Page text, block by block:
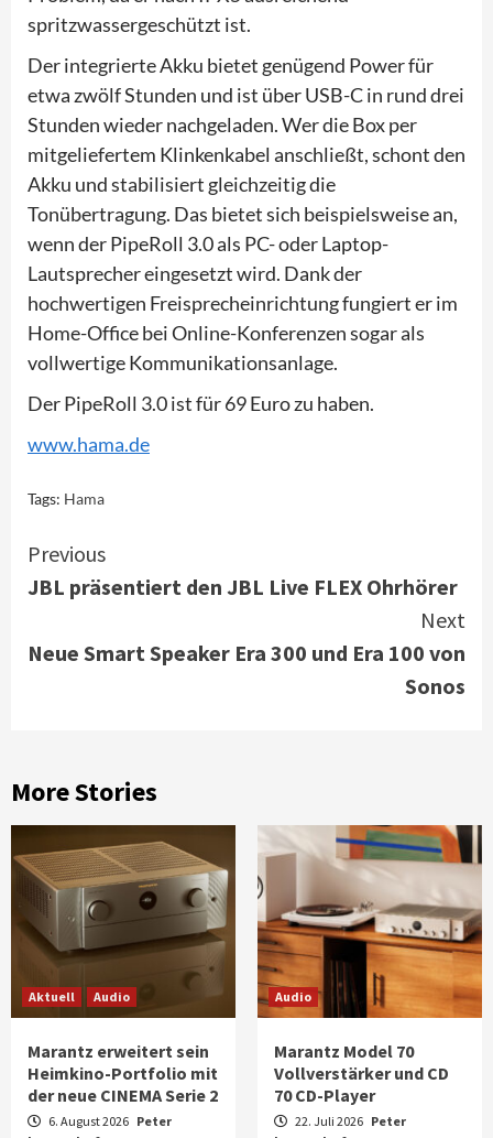
spritzwassergeschützt ist.
Der integrierte Akku bietet genügend Power für
etwa zwölf Stunden und ist über USB-C in rund drei
Stunden wieder nachgeladen. Wer die Box per
mitgeliefertem Klinkenkabel anschließt, schont den
Akku und stabilisiert gleichzeitig die
Tonübertragung. Das bietet sich beispielsweise an,
wenn der PipeRoll 3.0 als PC- oder Laptop-
Lautsprecher eingesetzt wird. Dank der
hochwertigen Freisprecheinrichtung fungiert er im
Home-Office bei Online-Konferenzen sogar als
vollwertige Kommunikationsanlage.
Der PipeRoll 3.0 ist für 69 Euro zu haben.
www.hama.de
Tags: Hama
Continue
Reading
Previous
JBL präsentiert den JBL Live FLEX Ohrhörer
Next
Neue Smart Speaker Era 300 und Era 100 von
Sonos
More Stories
Aktuell Audio
Marantz erweitert sein
Heimkino-Portfolio mit
der neue CINEMA Serie 2
6. August 2026 Peter
Audio
Marantz Model 70
Vollverstärker und CD
70 CD-Player
22. Juli 2026 Peter